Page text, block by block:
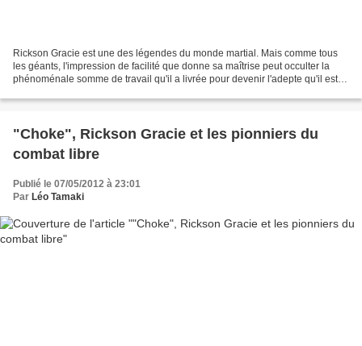
Rickson Gracie est une des légendes du monde martial. Mais comme tous
les géants, l'impression de facilité que donne sa maîtrise peut occulter la
phénoménale somme de travail qu'il a livrée pour devenir l'adepte qu'il est
"Choke", Rickson Gracie et les pionniers du
combat libre
Publié le 07/05/2012 à 23:01
Par Léo Tamaki